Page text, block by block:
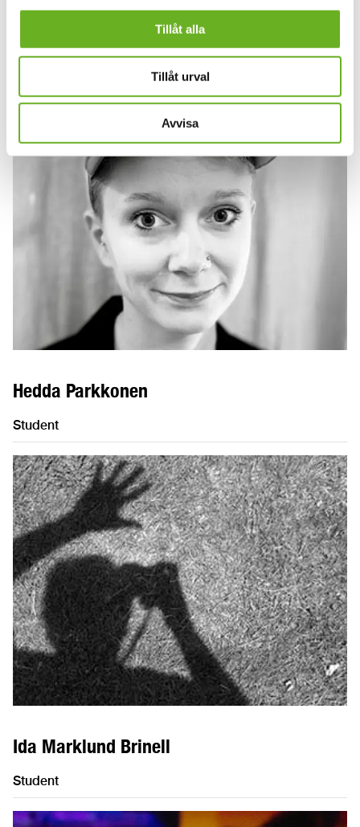
Tillåt alla
Tillåt urval
Avvisa
Elena Sophia Bürer
Hedda Parkkonen
Student
Ida Marklund Brinell
Student